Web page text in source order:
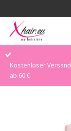
Kostenloser Versand
ab 60 €